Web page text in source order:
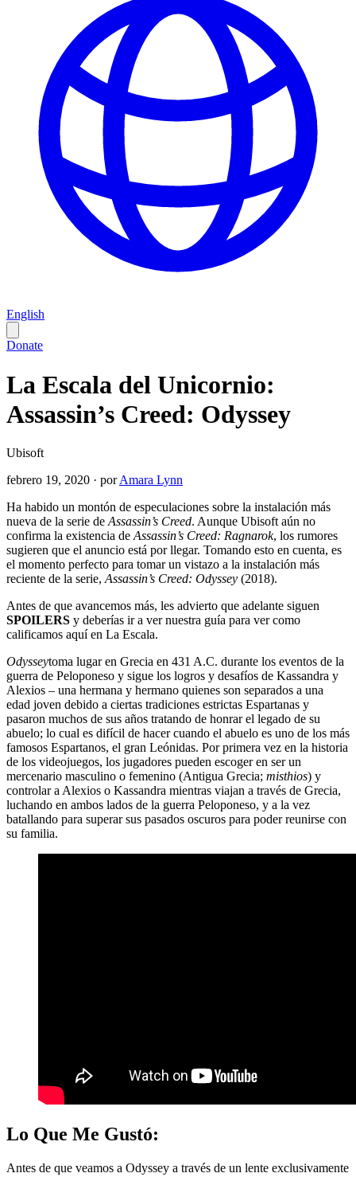
English
Donate
La Escala del Unicornio:
Assassin’s Creed: Odyssey
Ubisoft
febrero 19, 2020 · porAmara Lynn
Ha habido un montón de especulaciones sobre la instalación más
nueva de la serie de Assassin’s Creed. Aunque Ubisoft aún no
confirma la existencia de Assassin’s Creed: Ragnarok, los rumores
sugieren que el anuncio está por llegar. Tomando esto en cuenta, es
el momento perfecto para tomar un vistazo a la instalación más
reciente de la serie, Assassin’s Creed: Odyssey (2018).
Antes de que avancemos más, les advierto que adelante siguen
SPOILERS y deberías ir a ver nuestra guía para ver como
calificamos aquí en La Escala.
Odysseytoma lugar en Grecia en 431 A.C. durante los eventos de la
guerra de Peloponeso y sigue los logros y desafíos de Kassandra y
Alexios – una hermana y hermano quienes son separados a una
edad joven debido a ciertas tradiciones estrictas Espartanas y
pasaron muchos de sus años tratando de honrar el legado de su
abuelo; lo cual es difícil de hacer cuando el abuelo es uno de los más
famosos Espartanos, el gran Leónidas. Por primera vez en la historia
de los videojuegos, los jugadores pueden escoger en ser un
mercenario masculino o femenino (Antigua Grecia; misthios) y
controlar a Alexios o Kassandra mientras viajan a través de Grecia,
luchando en ambos lados de la guerra Peloponeso, y a la vez
batallando para superar sus pasados oscuros para poder reunirse con
su familia.
Lo Que Me Gustó:
Antes de que veamos a Odyssey a través de un lente exclusivamente